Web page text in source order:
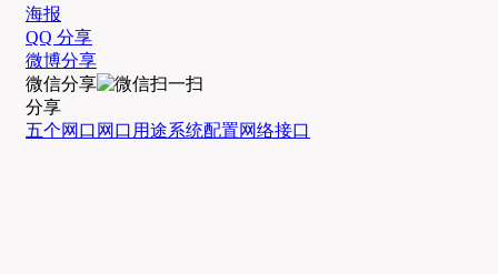
海报
QQ 分享
微博分享
微信分享
分享
五个网口 网口用途系统配置网络接口